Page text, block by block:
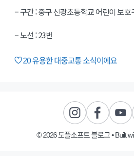
– 구간 : 중구 신광초등학교 어린이 보호
– 노선 : 23번
20유용한 대중교통 소식이에요
© 2026 도플소프트 블로그• Built